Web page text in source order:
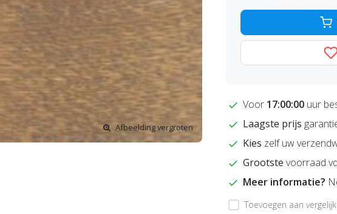
Afbeelding vergroten
Voor 17:00:00 uur
Laagste prijs
Kies zelf uw
Grootste voorraad
Meer informatie?
Toevoegen aan